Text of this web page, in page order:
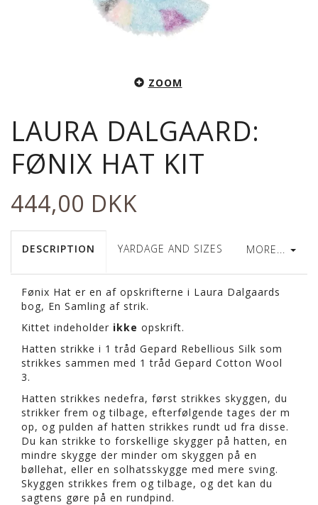
ZOOM
LAURA DALGAARD:
FØNIX HAT KIT
444,00 DKK
MORE...
DESCRIPTION YARDAGE AND SIZES
Fønix Hat er en af opskrifterne i Laura Dalgaards
bog, En Samling af strik.
Kittet indeholder ikke opskrift.
Hatten strikke i 1 tråd Gepard Rebellious Silk som
strikkes sammen med 1 tråd Gepard Cotton Wool
3.
Hatten strikkes nedefra, først strikkes skyggen, du
strikker frem og tilbage, efterfølgende tages der m
op, og pulden af hatten strikkes rundt ud fra disse.
Du kan strikke to forskellige skygger på hatten, en
mindre skygge der minder om skyggen på en
bøllehat, eller en solhatsskygge med mere sving.
Skyggen strikkes frem og tilbage, og det kan du
sagtens gøre på en rundpind.